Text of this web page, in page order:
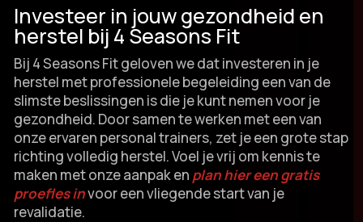
Investeer in jouw gezondheid en
herstel bij 4 Seasons Fit
Bij 4 Seasons Fit geloven we dat investeren in je
herstel met professionele begeleiding een van de
slimste beslissingen is die je kunt nemen voor je
gezondheid.​ Door samen te werken met een van
onze ervaren personal trainers, zet je een grote stap
richting volledig herstel.​ Voel je vrij om kennis te
maken met onze aanpak en plan hier een gratis
proefles invoor een vliegende start van je
revalidatie.​